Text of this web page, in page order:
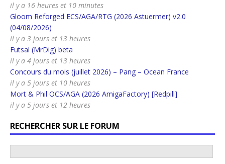
il y a 16 heures et 10 minutes
Gloom Reforged ECS/AGA/RTG (2026 Astuermer) v2.0
(04/08/2026)
il y a 3 jours et 13 heures
Futsal (MrDig) beta
il y a 4 jours et 13 heures
Concours du mois (juillet 2026) – Pang – Ocean France
il y a 5 jours et 10 heures
Mort & Phil OCS/AGA (2026 AmigaFactory) [Redpill]
il y a 5 jours et 12 heures
RECHERCHER SUR LE FORUM